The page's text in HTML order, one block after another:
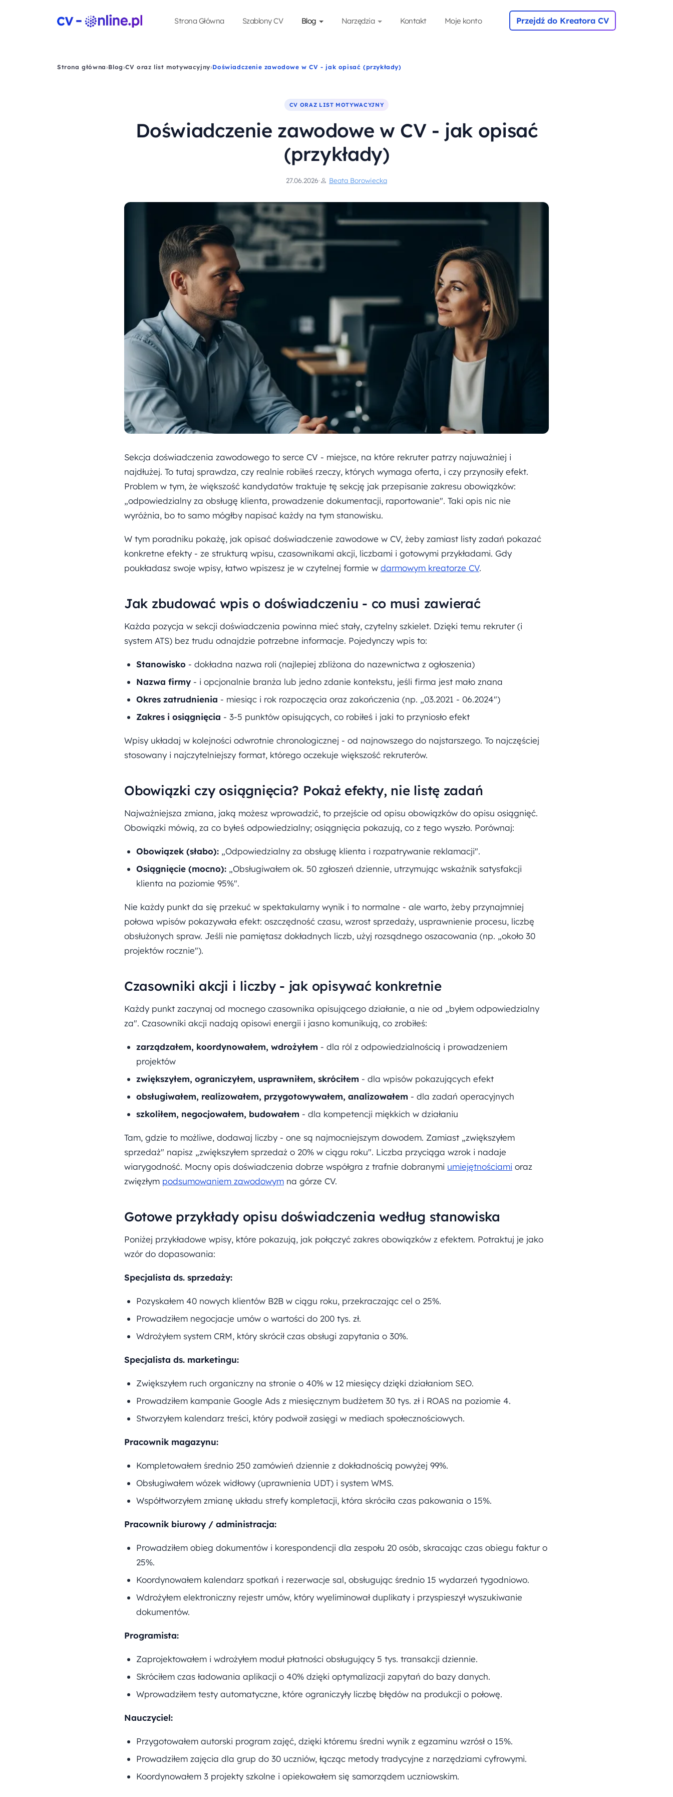
Strona Główna Szablony CV Blog Narzędzia Kontakt Moje konto Przejdź do Kreatora CV
Strona główna›Blog›CV oraz list motywacyjny›Doświadczenie zawodowe w CV - jak opisać (przykłady)
CV ORAZ LIST MOTYWACYJNY
Doświadczenie zawodowe w CV - jak opisać
(przykłady)
27.06.2026· Beata Borowiecka
Sekcja doświadczenia zawodowego to serce CV - miejsce, na które rekruter patrzy najuważniej i
najdłużej. To tutaj sprawdza, czy realnie robiłeś rzeczy, których wymaga oferta, i czy przynosiły efekt.
Problem w tym, że większość kandydatów traktuje tę sekcję jak przepisanie zakresu obowiązków:
„odpowiedzialny za obsługę klienta, prowadzenie dokumentacji, raportowanie". Taki opis nic nie
wyróżnia, bo to samo mógłby napisać każdy na tym stanowisku.
W tym poradniku pokażę, jak opisać doświadczenie zawodowe w CV, żeby zamiast listy zadań pokazać
konkretne efekty - ze strukturą wpisu, czasownikami akcji, liczbami i gotowymi przykładami. Gdy
poukładasz swoje wpisy, łatwo wpiszesz je w czytelnej formie w darmowym kreatorze CV.
Jak zbudować wpis o doświadczeniu - co musi zawierać
Każda pozycja w sekcji doświadczenia powinna mieć stały, czytelny szkielet. Dzięki temu rekruter (i
system ATS) bez trudu odnajdzie potrzebne informacje. Pojedynczy wpis to:
Stanowisko - dokładna nazwa roli (najlepiej zbliżona do nazewnictwa z ogłoszenia)
Nazwa firmy - i opcjonalnie branża lub jedno zdanie kontekstu, jeśli firma jest mało znana
Okres zatrudnienia - miesiąc i rok rozpoczęcia oraz zakończenia (np. „03.2021 - 06.2024")
Zakres i osiągnięcia - 3-5 punktów opisujących, co robiłeś i jaki to przyniosło efekt
Wpisy układaj w kolejności odwrotnie chronologicznej - od najnowszego do najstarszego. To najczęściej
stosowany i najczytelniejszy format, którego oczekuje większość rekruterów.
Obowiązki czy osiągnięcia? Pokaż efekty, nie listę zadań
Najważniejsza zmiana, jaką możesz wprowadzić, to przejście od opisu obowiązków do opisu osiągnięć.
Obowiązki mówią, za co byłeś odpowiedzialny; osiągnięcia pokazują, co z tego wyszło. Porównaj:
Obowiązek (słabo): „Odpowiedzialny za obsługę klienta i rozpatrywanie reklamacji".
Osiągnięcie (mocno): „Obsługiwałem ok. 50 zgłoszeń dziennie, utrzymując wskaźnik satysfakcji
klienta na poziomie 95%".
Nie każdy punkt da się przekuć w spektakularny wynik i to normalne - ale warto, żeby przynajmniej
połowa wpisów pokazywała efekt: oszczędność czasu, wzrost sprzedaży, usprawnienie procesu, liczbę
obsłużonych spraw. Jeśli nie pamiętasz dokładnych liczb, użyj rozsądnego oszacowania (np. „około 30
projektów rocznie").
Czasowniki akcji i liczby - jak opisywać konkretnie
Każdy punkt zaczynaj od mocnego czasownika opisującego działanie, a nie od „byłem odpowiedzialny
za". Czasowniki akcji nadają opisowi energii i jasno komunikują, co zrobiłeś:
zarządzałem, koordynowałem, wdrożyłem - dla ról z odpowiedzialnością i prowadzeniem
projektów
zwiększyłem, ograniczyłem, usprawniłem, skróciłem - dla wpisów pokazujących efekt
obsługiwałem, realizowałem, przygotowywałem, analizowałem - dla zadań operacyjnych
szkoliłem, negocjowałem, budowałem - dla kompetencji miękkich w działaniu
Tam, gdzie to możliwe, dodawaj liczby - one są najmocniejszym dowodem. Zamiast „zwiększyłem
sprzedaż" napisz „zwiększyłem sprzedaż o 20% w ciągu roku". Liczba przyciąga wzrok i nadaje
wiarygodność. Mocny opis doświadczenia dobrze współgra z trafnie dobranymi umiejętnościami oraz
zwięzłym podsumowaniem zawodowym na górze CV.
Gotowe przykłady opisu doświadczenia według stanowiska
Poniżej przykładowe wpisy, które pokazują, jak połączyć zakres obowiązków z efektem. Potraktuj je jako
wzór do dopasowania:
Specjalista ds. sprzedaży:
Pozyskałem 40 nowych klientów B2B w ciągu roku, przekraczając cel o 25%.
Prowadziłem negocjacje umów o wartości do 200 tys. zł.
Wdrożyłem system CRM, który skrócił czas obsługi zapytania o 30%.
Specjalista ds. marketingu:
Zwiększyłem ruch organiczny na stronie o 40% w 12 miesięcy dzięki działaniom SEO.
Prowadziłem kampanie Google Ads z miesięcznym budżetem 30 tys. zł i ROAS na poziomie 4.
Stworzyłem kalendarz treści, który podwoił zasięgi w mediach społecznościowych.
Pracownik magazynu:
Kompletowałem średnio 250 zamówień dziennie z dokładnością powyżej 99%.
Obsługiwałem wózek widłowy (uprawnienia UDT) i system WMS.
Współtworzyłem zmianę układu strefy kompletacji, która skróciła czas pakowania o 15%.
Pracownik biurowy / administracja:
Prowadziłem obieg dokumentów i korespondencji dla zespołu 20 osób, skracając czas obiegu faktur o
25%.
Koordynowałem kalendarz spotkań i rezerwacje sal, obsługując średnio 15 wydarzeń tygodniowo.
Wdrożyłem elektroniczny rejestr umów, który wyeliminował duplikaty i przyspieszył wyszukiwanie
dokumentów.
Programista:
Zaprojektowałem i wdrożyłem moduł płatności obsługujący 5 tys. transakcji dziennie.
Skróciłem czas ładowania aplikacji o 40% dzięki optymalizacji zapytań do bazy danych.
Wprowadziłem testy automatyczne, które ograniczyły liczbę błędów na produkcji o połowę.
Nauczyciel:
Przygotowałem autorski program zajęć, dzięki któremu średni wynik z egzaminu wzrósł o 15%.
Prowadziłem zajęcia dla grup do 30 uczniów, łącząc metody tradycyjne z narzędziami cyfrowymi.
Koordynowałem 3 projekty szkolne i opiekowałem się samorządem uczniowskim.